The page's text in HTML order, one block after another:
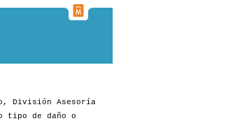
División Asesoría
tipo de daño o